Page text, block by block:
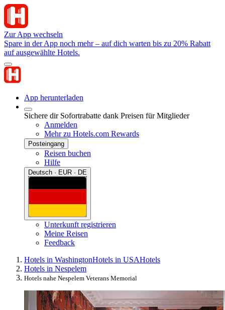
Zur App wechseln
Spare in der App noch mehr – auf dich warten bis zu 20% Rabatt
auf ausgewählte Hotels.
App herunterladen
Sichere dir Sofortrabatte dank Preisen für Mitglieder
Anmelden
Mehr zu Hotels.com Rewards
Posteingang
Reisen buchen
Hilfe
Deutsch · EUR · DE
Unterkunft registrieren
Meine Reisen
Feedback
Hotels in WashingtonHotels in USAHotels
Hotels in Nespelem
Hotels nahe Nespelem Veterans Memorial